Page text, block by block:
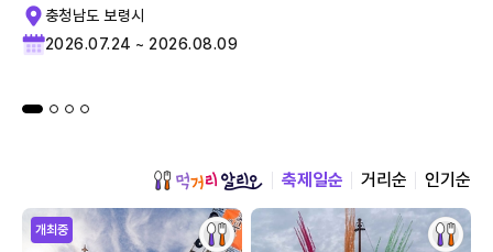
충청남도 보령시
2026.07.24 ~ 2026.08.09
축제일순 거리순 인기순
개최중